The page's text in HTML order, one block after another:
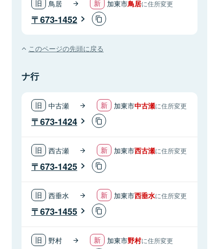
鳥居 加東市鳥居に住所変更
673-1452
このページの先頭に戻る
ナ行
中古瀬 加東市中古瀬に住所変更
673-1424
西古瀬 加東市西古瀬に住所変更
673-1425
西垂水 加東市西垂水に住所変更
673-1455
野村 加東市野村に住所変更